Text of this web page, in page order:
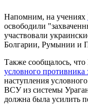
Напомним, на учениях
освободили
участвовали
Болгарии, Румынии и
Также сообщалось,
условного противника
наступления
ВСУ из системы Ураган
должна была усилить